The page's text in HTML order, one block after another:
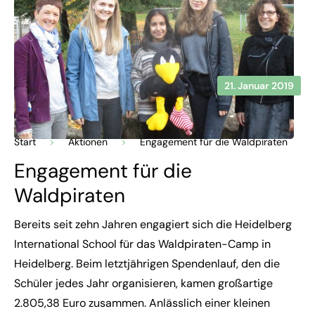
21. Januar 2019
Start > Aktionen > Engagement für die Waldpiraten
Engagement für die
Waldpiraten
Bereits seit zehn Jahren engagiert sich die Heidelberg
International School für das Waldpiraten-Camp in
Heidelberg. Beim letztjährigen Spendenlauf, den die
Schüler jedes Jahr organisieren, kamen großartige
2.805,38 Euro zusammen. Anlässlich einer kleinen